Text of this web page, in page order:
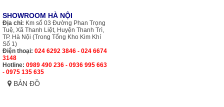
SHOWROOM HÀ NỘI
Địa chỉ: Km số 03 Đường Phan Trọng
Tuệ, Xã Thanh Liệt, Huyện Thanh Trì,
TP. Hà Nội (Trong Tổng Kho Kim Khí
Số 1)
Điện thoại: 024 6292 3846 - 024 6674
3148
Hotline: 0989 490 236 - 0936 995 663
- 0975 135 635
BẢN ĐỒ